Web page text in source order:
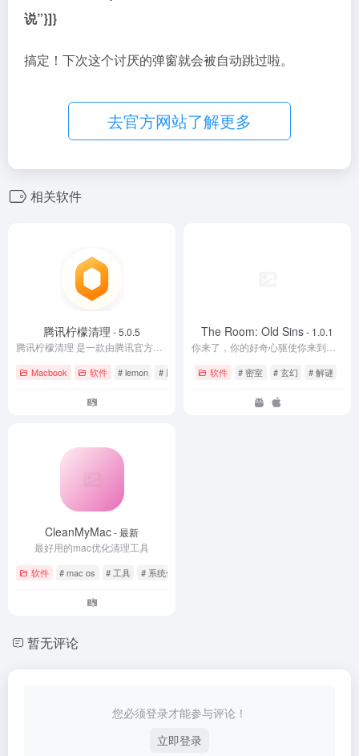
说”}]}
搞定！下次这个讨厌的弹窗就会被自动跳过啦。
去官方网站了解更多
相关软件
腾讯柠檬清理 - 5.0.5
Macbook 软件 # lemon # 腾讯柠檬清理
The Room: Old Sins- 1.0.1
软件 # 密室 # 玄幻 # 解谜
CleanMyMac- 最新
最好用的mac优化清理工具
软件 # mac os # 工具 # 系统优化
暂无评论
您必须登录才能参与评论！
立即登录